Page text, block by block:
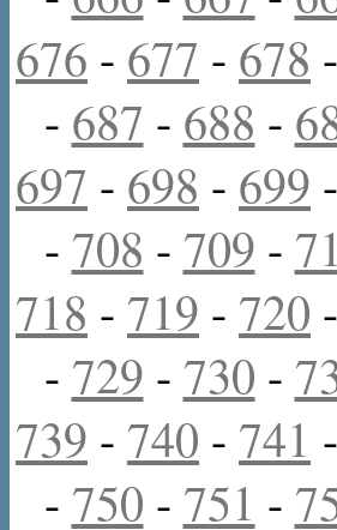
676 - 677 - 678 -
- 687 - 688 -
697 - 698 - 699 -
- 708 - 709 -
718 - 719 - 720 -
- 729 - 730 -
739 - 740 - 741 -
- 750 - 751 -